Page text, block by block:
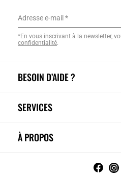
BESOIN D’AIDE ?
SERVICES
À PROPOS
Adresse e-mail
*En vous inscrivant à la newsletter,
confidentialité.